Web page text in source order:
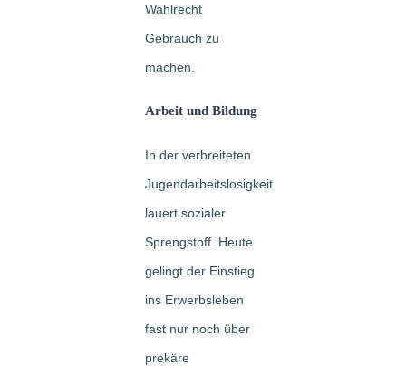
Wahlrecht
Gebrauch zu
machen.
Arbeit und Bildung
In der verbreiteten
Jugendarbeitslosigkeit
lauert sozialer
Sprengstoff. Heute
gelingt der Einstieg
ins Erwerbsleben
fast nur noch über
prekäre